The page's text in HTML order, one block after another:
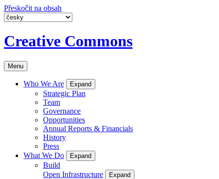
Přeskočit na obsah
Creative Commons
Menu
Who We Are Expand
Strategic Plan
Team
Governance
Opportunities
Annual Reports & Financials
History
Press
What We Do
Expand
Build
Open Infrastructure
Expand